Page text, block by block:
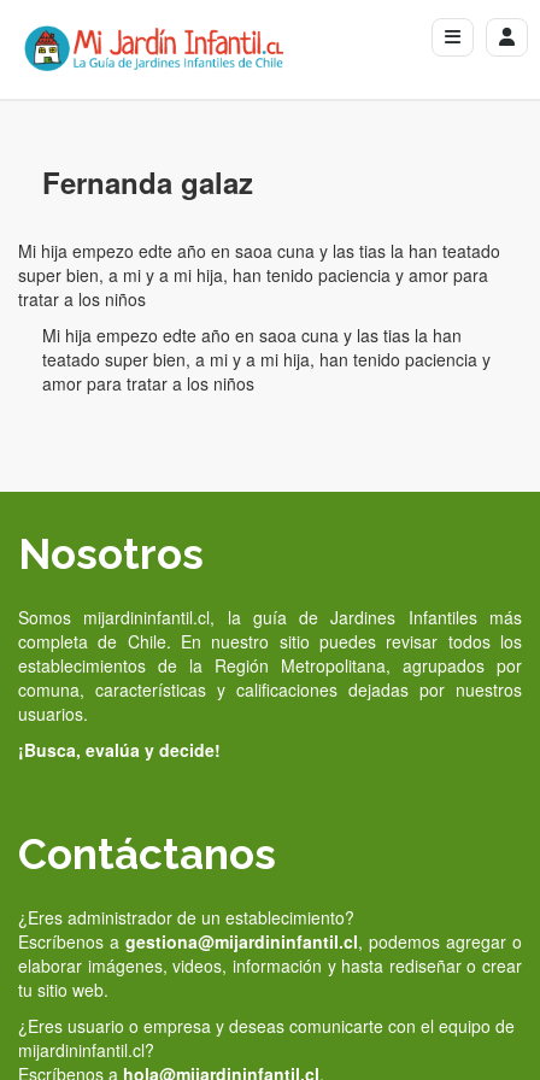
Fernanda galaz
Mi hija empezo edte año en saoa cuna y las tias la han teatado
super bien, a mi y a mi hija, han tenido paciencia y amor para
tratar a los niños
Mi hija empezo edte año en saoa cuna y las tias la han
teatado super bien, a mi y a mi hija, han tenido paciencia y
amor para tratar a los niños
Nosotros
Somos mijardininfantil.cl, la guía de Jardines Infantiles más
completa de Chile. En nuestro sitio puedes revisar todos los
establecimientos de la Región Metropolitana, agrupados por
comuna, características y calificaciones dejadas por nuestros
usuarios.
¡Busca, evalúa y decide!
Contáctanos
¿Eres administrador de un establecimiento?
Escríbenos a gestiona@mijardininfantil.cl, podemos agregar o
elaborar imágenes, videos, información y hasta rediseñar o crear
tu sitio web.
¿Eres usuario o empresa y deseas comunicarte con el equipo de
mijardininfantil.cl?
Escríbenos a hola@mijardininfantil.cl.